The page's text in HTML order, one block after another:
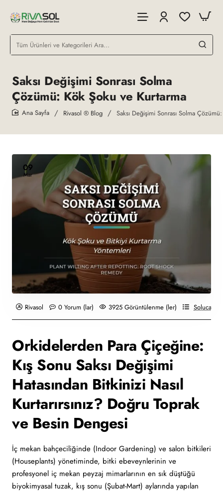
Tüm
Ürünleri
Kategorileri
Ara...
Saksı Değişimi Sonrası Solma
Çözümü: Kök Şoku ve Kurtarma
Rivasol ® Blog Saksı Değişimi Sonrası Solma
09
Mar
Rivasol 0 Yorum (lar) 3925 Görüntülenme (ler) Solucan
Orkidelerden Para Çiçeğine:
Kış Sonu Saksı Değişimi
Hatasından Bitkinizi Nasıl
Kurtarırsınız? Doğru Toprak
ve Besin Dengesi
İç mekan bahçeciliğinde (Indoor Gardening) ve salon bitkileri
(Houseplants) yönetiminde, bitki ebeveynlerinin ve
profesyonel iç mekan peyzaj mimarlarının en sık düştüğü
biyokimyasal tuzak, kış sonu (Şubat-Mart) aylarında yapılan